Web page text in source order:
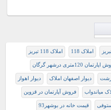
املاک 118 املاک 118 تبریز
120متری درشهر گرگان
رشت دیوار اصفهان املاک دیوار اهواز
میاندواب فروش آپارتمان در قزوین
قیمت خانه در بوشهر93